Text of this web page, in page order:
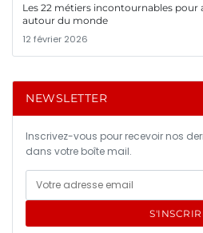
Les 22 métiers incontournables pour
autour du monde
12 février 2026
NEWSLETTER
Inscrivez-vous pour recevoir nos
dans votre boîte mail.